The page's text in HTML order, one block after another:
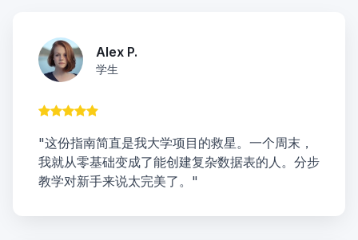
Alex P.
学生
"这份指南简直是我大学项目的救星。一个周末，
我就从零基础变成了能创建复杂数据表的人。分步
教学对新手来说太完美了。"